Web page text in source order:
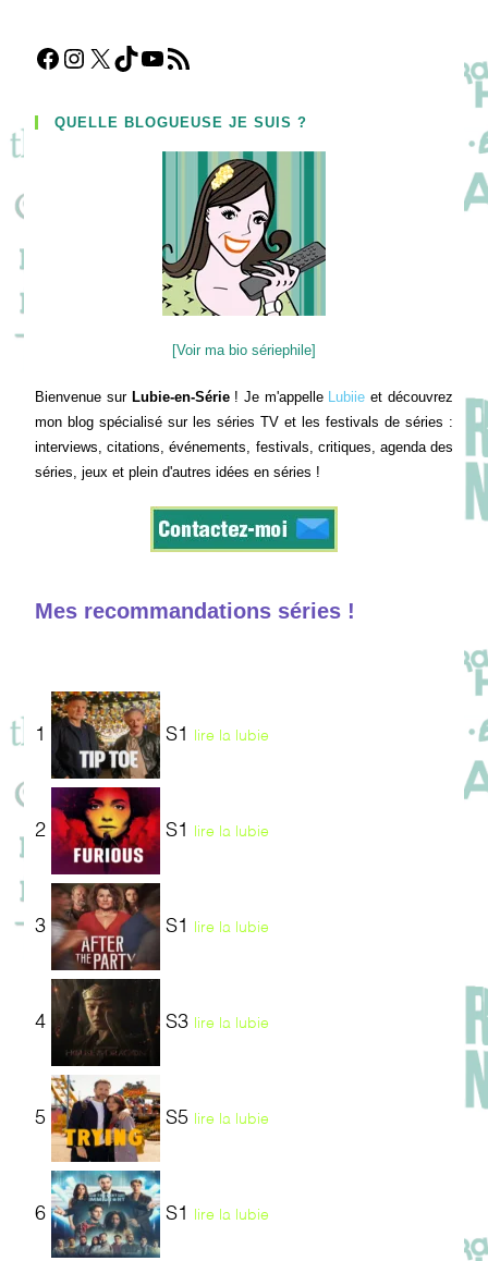
Facebook
Instagram
X TikTokYouTube
Flux RSS
QUELLE BLOGUEUSE JE SUIS ?
[Voir ma bio sériephile]
Bienvenue sur Lubie-en-Série! Je m'appelle Lubiie et découvrez
mon blog spécialisé sur les séries TV et les festivals de séries :
interviews, citations, événements, festivals, critiques, agenda des
séries, jeux et plein d'autres idées en séries !
Mes recommandations séries !
1 S1 lire la lubie
2 S1 lire la lubie
3 S1 lire la lubie
4 S3 lire la lubie
5 S5 lire la lubie
6 S1 lire la lubie